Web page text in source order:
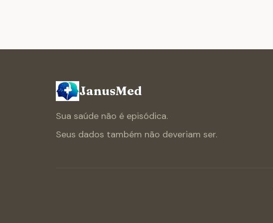
JanusMed
Sua saúde não é episódica.
Seus dados também não deveriam ser.